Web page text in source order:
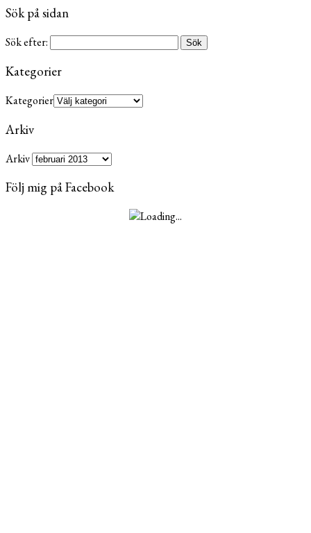
Sök på sidan
Sök efter:
Kategorier
Kategorier
Arkiv
Arkiv
Följ mig på Facebook